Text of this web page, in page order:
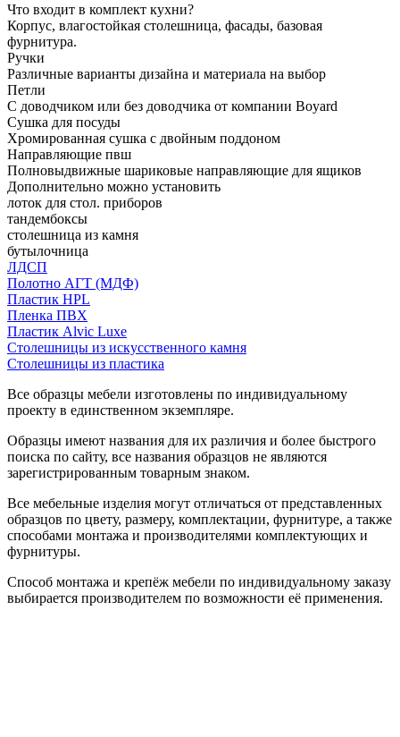
Что входит в комплект кухни?
Корпус, влагостойкая столешница, фасады, базовая
фурнитура.
Ручки
Различные варианты дизайна и материала на выбор
Петли
С доводчиком или без доводчика от компании Boyard
Сушка для посуды
Хромированная сушка с двойным поддоном
Направляющие пвш
Полновыдвижные шариковые направляющие для ящиков
Дополнительно можно установить
лоток для стол. приборов
тандембоксы
столешница из камня
бутылочница
ЛДСП
Полотно АГТ (МДФ)
Пластик HPL
Пленка ПВХ
Пластик Alvic Luxe
Столешницы из искусственного камня
Столешницы из пластика
Все образцы мебели изготовлены по индивидуальному
проекту в единственном экземпляре.
Образцы имеют названия для их различия и более быстрого
поиска по сайту, все названия образцов не являются
зарегистрированным товарным знаком.
Все мебельные изделия могут отличаться от представленных
образцов по цвету, размеру, комплектации, фурнитуре, а также
способами монтажа и производителями комплектующих и
фурнитуры.
Способ монтажа и крепёж мебели по индивидуальному заказу
выбирается производителем по возможности её применения.